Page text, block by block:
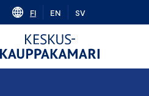
Skip
content
FI EN SV